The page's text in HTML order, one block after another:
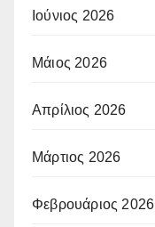
Ιούνιος 2026
Μάιος 2026
Απρίλιος 2026
Μάρτιος 2026
Φεβρουάριος 2026